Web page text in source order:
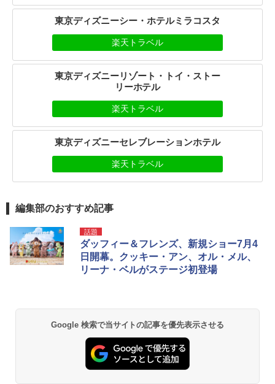
東京ディズニーシー・ホテルミラコスタ
楽天トラベル
東京ディズニーリゾート・トイ・ストー
リーホテル
楽天トラベル
東京ディズニーセレブレーションホテル
楽天トラベル
編集部のおすすめ記事
話題
ダッフィー＆フレンズ、新規ショー7月4
日開幕。クッキー・アン、オル・メル、
リーナ・ベルがステージ初登場
Google 検索で当サイトの記事を優先表示させる